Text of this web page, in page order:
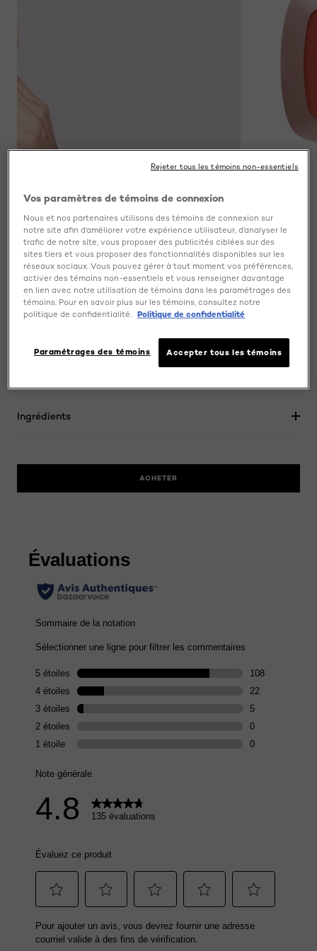
PREVIOUS CARD
NEXT CARD
Informations produit
Fard à joues infusé d’un parfum de fruit avec une texture
douce et veloutée
un fard à joues poudre parfumé aux fruits et offert en
nuances aux tons chauds. La texture douce et veloutée
Ingrédients
ACHETER
Vos paramètres de témoins de connexion
Nous et nos partenaires utilisons des témoins de connexion sur
notre site afin d’améliorer votre expérience utilisateur, d’analyser le
trafic de notre site, vous proposer des publicités ciblées sur des
sites tiers et vous proposer des fonctionnalités disponibles sur les
réseaux sociaux. Vous pouvez gérer à tout moment vos préférences,
activer des témoins non-essentiels et vous renseigner davantage
en lien avec notre utilisation de témoins dans les paramétrages des
témoins. Pour en savoir plus sur les témoins, consultez notre
politique de confidentialité.
Politique de confidentialité
Accepter tous les témoins
Paramétrages des témoins
Rejeter tous les témoins non-essentiels